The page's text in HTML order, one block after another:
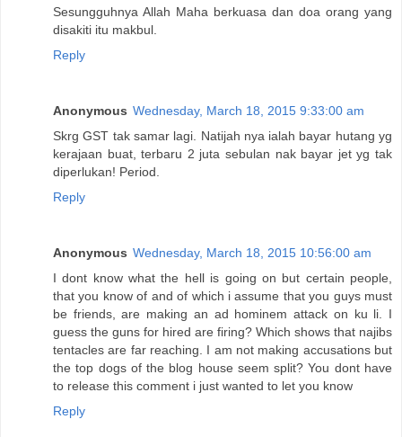
Sesungguhnya Allah Maha berkuasa dan doa orang yang
disakiti itu makbul.
Reply
Anonymous Wednesday, March 18, 2015 9:33:00 am
Skrg GST tak samar lagi. Natijah nya ialah bayar hutang yg
kerajaan buat, terbaru 2 juta sebulan nak bayar jet yg tak
diperlukan! Period.
Reply
Anonymous Wednesday, March 18, 2015 10:56:00 am
I dont know what the hell is going on but certain people,
that you know of and of which i assume that you guys must
be friends, are making an ad hominem attack on ku li. I
guess the guns for hired are firing? Which shows that najibs
tentacles are far reaching. I am not making accusations but
the top dogs of the blog house seem split? You dont have
to release this comment i just wanted to let you know
Reply